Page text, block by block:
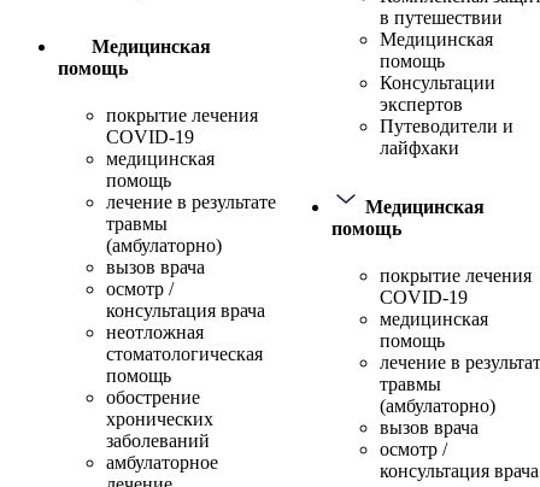
Медицинская
помощь
покрытие лечения
COVID-19
медицинская
помощь
лечение в результате
травмы
(амбулаторно)
вызов врача
осмотр /
консультация врача
неотложная
стоматологическая
помощь
обострение
хронических
заболеваний
амбулаторное
в путешествии
Медицинская
помощь
Консультации
экспертов
Путеводители и
лайфхаки
Медицинская
помощь
покрытие лечения
COVID-19
медицинская
помощь
лечение в
травмы
(амбулаторно)
вызов врача
осмотр /
консультация врача